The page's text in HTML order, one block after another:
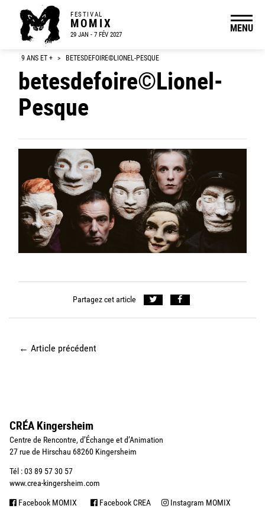
FESTIVAL
MOMIX
29 JAN - 7 FÉV 2027
MENU
9 ANS ET + > BETESDEFOIRE©LIONEL-PESQUE
betesdefoire©Lionel-
Pesque
Partagez cet article
← Article précédent
CRÉA Kingersheim
Centre de Rencontre, d’Échange et d’Animation
27 rue de Hirschau 68260 Kingersheim
Tél : 03 89 57 30 57
www.crea-kingersheim.com
Facebook MOMIX Facebook CREA Instagram MOMIX